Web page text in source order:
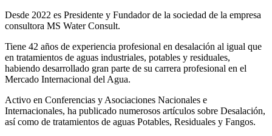
Desde 2022 es Presidente y Fundador de la sociedad de la empresa
consultora MS Water Consult.
Tiene 42 años de experiencia profesional en desalación al igual que
en tratamientos de aguas industriales, potables y residuales,
habiendo desarrollado gran parte de su carrera profesional en el
Mercado Internacional del Agua.
Activo en Conferencias y Asociaciones Nacionales e
Internacionales, ha publicado numerosos artículos sobre Desalación,
así como de tratamientos de aguas Potables, Residuales y Fangos.